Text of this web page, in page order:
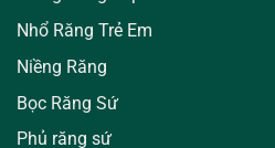
Nhổ Răng Trẻ Em
Niềng Răng
Bọc Răng Sứ
Phủ răng sứ